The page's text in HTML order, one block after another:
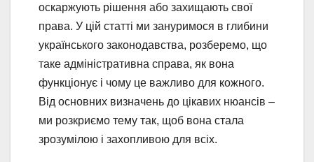
оскаржують рішення або захищають свої
права. У цій статті ми зануримося в глибини
українського законодавства, розберемо, що
таке адміністративна справа, як вона
функціонує і чому це важливо для кожного.
Від основних визначень до цікавих нюансів –
ми розкриємо тему так, щоб вона стала
зрозумілою і захопливою для всіх.